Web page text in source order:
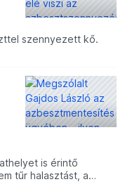
szennyezett kő.
is érintő
tűr halasztást, a